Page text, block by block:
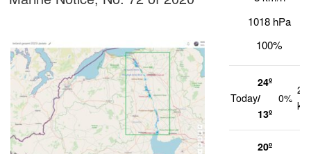
1018 hPa
100%
Today
24º
/
13º
0%
20
20º